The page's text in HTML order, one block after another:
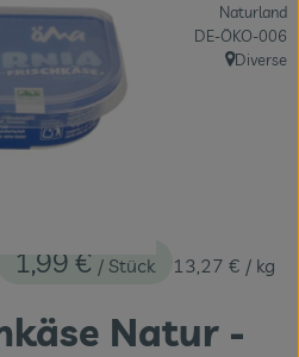
Natur -
1,99 € / Stück 13,27 € / kg
Naturland
, Kontrollstelle:
DE-ÖKO-006
, Herkunft:
Diverse